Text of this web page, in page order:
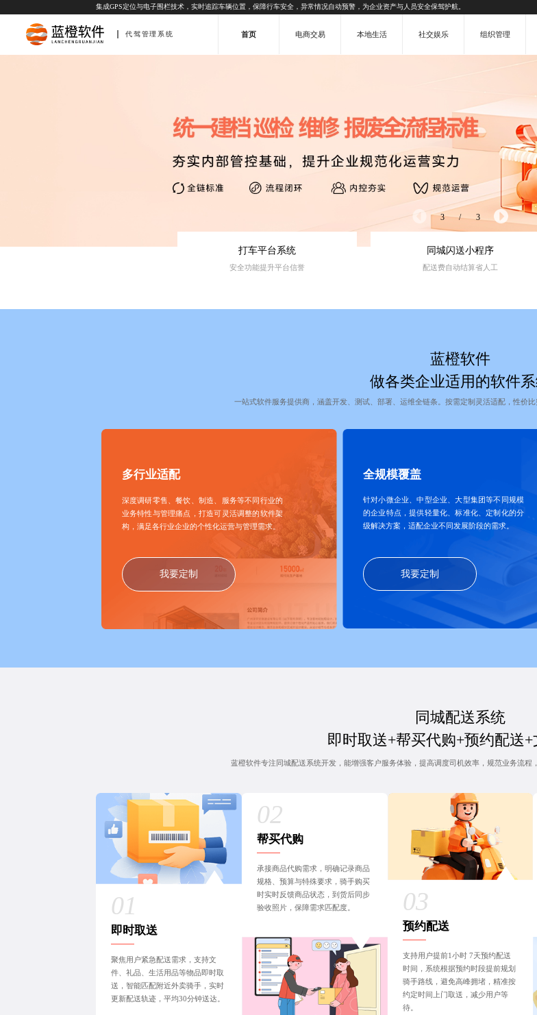
集成GPS定位与电子围栏技术，实时追踪车辆位置，保障行车安全，异常情况自动预警，为企业资产与人员安全保驾护航。
代驾管理系统 首页 电商交易 本地生活 社交娱乐 组织管理
3 / 3
打车平台系统
安全功能提升平台信誉
同城闪送小程序
配送费自动结算省人工
蓝橙软件
做各类企业适用的软件
一站式软件服务提供商，涵盖开发、测试、部署、运维全链条。按需定制灵活适配，性价
多行业适配
深度调研零售、餐饮、制造、服务等不同行业的
业务特性与管理痛点，打造可灵活调整的软件架
构，满足各行业企业的个性化运营与管理需求。
我要定制
全规模覆盖
针对小微企业、中型企业、大型集团等不同规模
的企业特点，提供轻量化、标准化、定制化的分
级解决方案，适配企业不同发展阶段的需求。
我要定制
同城配送系统
即时取送+帮买代购+预约配送+
蓝橙软件专注同城配送系统开发，能增强客户服务体验，提高调度司机效率，规范业务流程
即时取送
聚焦用户紧急配送需求，支持文
件、礼品、生活用品等物品即时取
送，智能匹配附近外卖骑手，实时
更新配送轨迹，平均30分钟送达。
帮买代购
承接商品代购需求，明确记录商品
规格、预算与特殊要求，骑手购买
时实时反馈商品状态，到货后同步
验收照片，保障需求匹配度。
预约配送
支持用户提前1小时 7天预约配送
时间，系统根据预约时段提前规划
骑手路线，避免高峰拥堵，精准按
约定时间上门取送，减少用户等
待。